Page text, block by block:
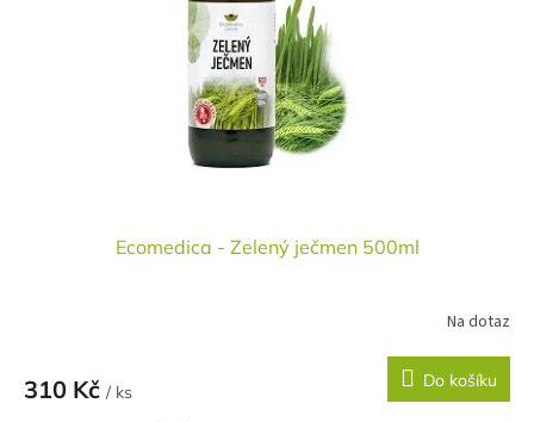
Ecomedica - Zelený ječmen 500ml
Na dotaz
310 Kč / ks
Do košíku